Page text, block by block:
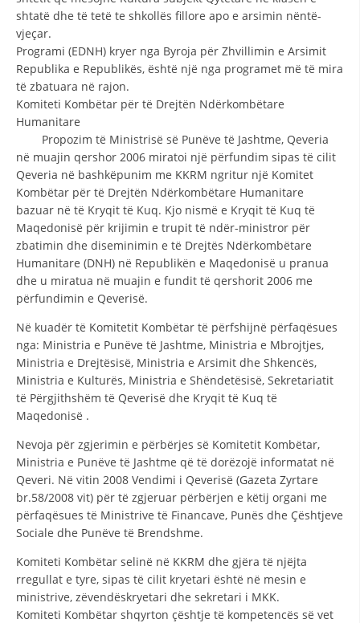
shtatë dhe të tetë te shkollës fillore apo e arsimin nëntë-
vjeçar.
Programi (EDNH) kryer nga Byroja për Zhvillimin e Arsimit
Republika e Republikës, është një nga programet më të mira
të zbatuara në rajon.
Komiteti Kombëtar për të Drejtën Ndërkombëtare
Humanitare
Propozim të Ministrisë së Punëve të Jashtme, Qeveria
në muajin qershor 2006 miratoi një përfundim sipas të cilit
Qeveria në bashkëpunim me KKRM ngritur një Komitet
Kombëtar për të Drejtën Ndërkombëtare Humanitare
bazuar në të Kryqit të Kuq. Kjo nismë e Kryqit të Kuq të
Maqedonisë për krijimin e trupit të ndër-ministror për
zbatimin dhe diseminimin e të Drejtës Ndërkombëtare
Humanitare (DNH) në Republikën e Maqedonisë u pranua
dhe u miratua në muajin e fundit të qershorit 2006 me
përfundimin e Qeverisë.
Në kuadër të Komitetit Kombëtar të përfshijnë përfaqësues
nga: Ministria e Punëve të Jashtme, Ministria e Mbrojtjes,
Ministria e Drejtësisë, Ministria e Arsimit dhe Shkencës,
Ministria e Kulturës, Ministria e Shëndetësisë, Sekretariatit
të Përgjithshëm të Qeverisë dhe Kryqit të Kuq të
Maqedonisë .
Nevoja për zgjerimin e përbërjes së Komitetit Kombëtar,
Ministria e Punëve të Jashtme që të dorëzojë informatat në
Qeveri. Në vitin 2008 Vendimi i Qeverisë (Gazeta Zyrtare
br.58/2008 vit) për të zgjeruar përbërjen e këtij organi me
përfaqësues të Ministrive të Financave, Punës dhe Çështjeve
Sociale dhe Punëve të Brendshme.
Komiteti Kombëtar selinë në KKRM dhe gjëra të njëjta
rregullat e tyre, sipas të cilit kryetari është në mesin e
ministrive, zëvendëskryetari dhe sekretari i MKK.
Komiteti Kombëtar shqyrton çështje të kompetencës së vet